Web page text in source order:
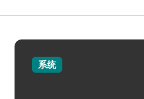
系统